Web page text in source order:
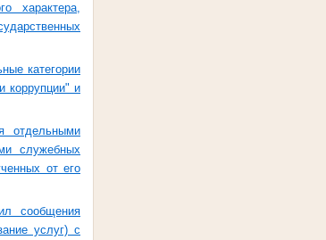
характера,
категории
коррупции" и
отдельными
служебных
от его
сообщения
услуг) с